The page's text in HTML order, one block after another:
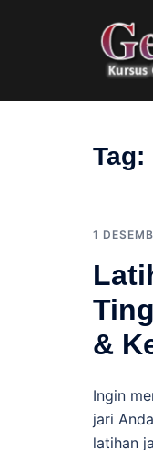
Tag:
1
&
Ingin
jari
latihan